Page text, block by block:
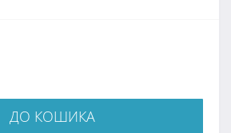
ДО КОШИКА